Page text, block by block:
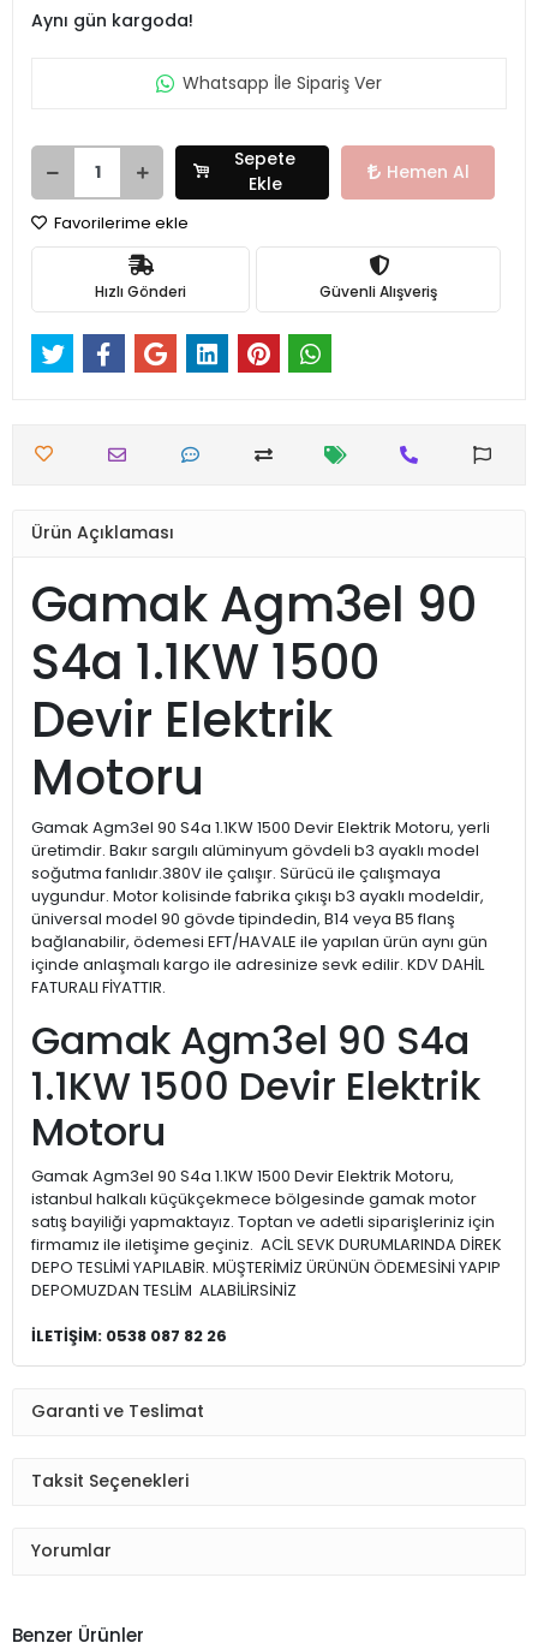
Aynı gün kargoda!
Whatsapp İle Sipariş Ver
Sepete
Ekle
Hemen Al
Favorilerime ekle
Hızlı Gönderi Güvenli Alışveriş
Ürün Açıklaması
Gamak Agm3el 90
S4a 1.1KW 1500
Devir Elektrik
Motoru
Gamak Agm3el 90 S4a 1.1KW 1500 Devir Elektrik Motoru, yerli
üretimdir. Bakır sargılı alüminyum gövdeli b3 ayaklı model
soğutma fanlıdır.380V ile çalışır. Sürücü ile çalışmaya
uygundur. Motor kolisinde fabrika çıkışı b3 ayaklı modeldir,
üniversal model 90 gövde tipindedin, B14 veya B5 flanş
bağlanabilir, ödemesi EFT/HAVALE ile yapılan ürün aynı gün
içinde anlaşmalı kargo ile adresinize sevk edilir. KDV DAHİL
FATURALI FİYATTIR.
Gamak Agm3el 90 S4a
1.1KW 1500 Devir Elektrik
Motoru
Gamak Agm3el 90 S4a 1.1KW 1500 Devir Elektrik Motoru,
istanbul halkalı küçükçekmece bölgesinde gamak motor
satış bayiliği yapmaktayız. Toptan ve adetli siparişleriniz için
firmamız ile iletişime geçiniz. ACİL SEVK DURUMLARINDA DİREK
DEPO TESLİMİ YAPILABİR. MÜŞTERİMİZ ÜRÜNÜN ÖDEMESİNİ YAPIP
DEPOMUZDAN TESLİM ALABİLİRSİNİZ
İLETİŞİM: 0538 087 82 26
Garanti ve Teslimat
Taksit Seçenekleri
Yorumlar
Benzer Ürünler